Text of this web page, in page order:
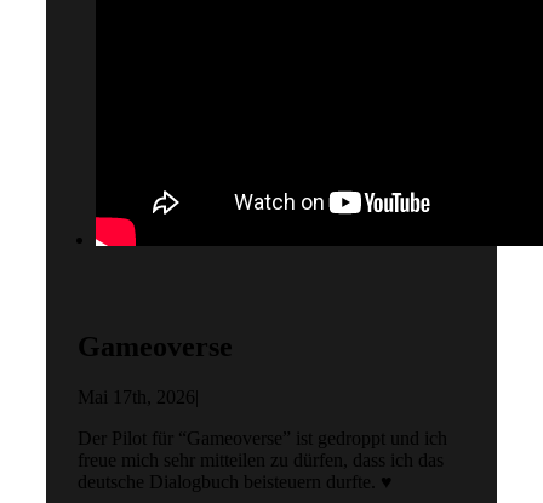
Gameoverse
Mai 17th, 2026
Der Pilot für “Gameoverse” ist gedroppt und ich
freue mich sehr mitteilen zu dürfen, dass ich das
deutsche Dialogbuch beisteuern durfte. ♥